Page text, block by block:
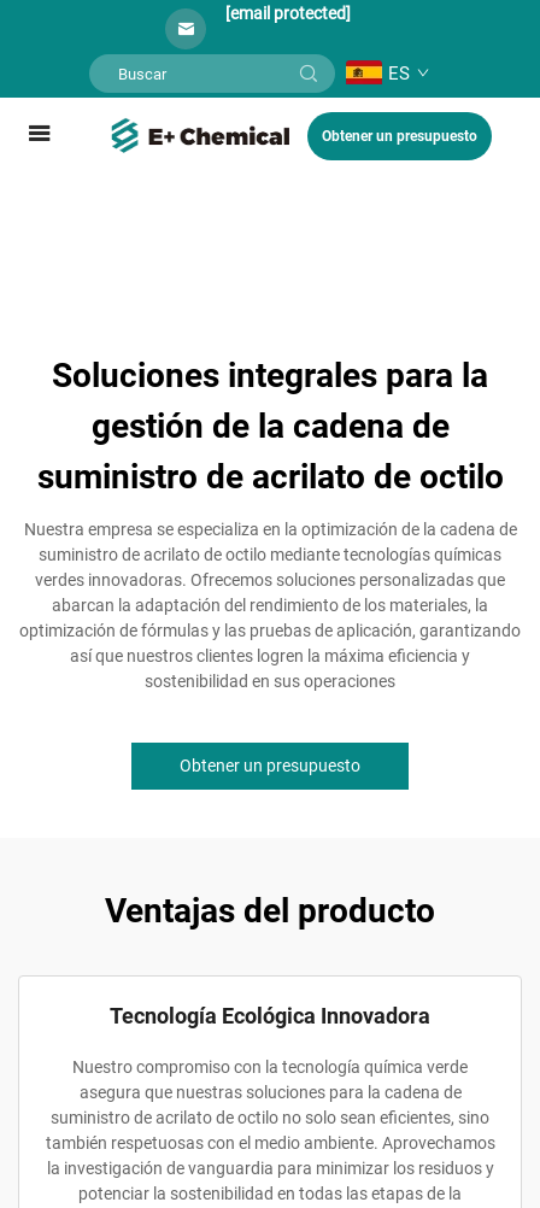
[email protected]
ES
Obtener un presupuesto
Soluciones integrales para la
gestión de la cadena de
suministro de acrilato de octilo
Nuestra empresa se especializa en la optimización de la cadena de
suministro de acrilato de octilo mediante tecnologías químicas
verdes innovadoras. Ofrecemos soluciones personalizadas que
abarcan la adaptación del rendimiento de los materiales, la
optimización de fórmulas y las pruebas de aplicación, garantizando
así que nuestros clientes logren la máxima eficiencia y
sostenibilidad en sus operaciones
Obtener un presupuesto
Ventajas del producto
Tecnología Ecológica Innovadora
Nuestro compromiso con la tecnología química verde
asegura que nuestras soluciones para la cadena de
suministro de acrilato de octilo no solo sean eficientes, sino
también respetuosas con el medio ambiente. Aprovechamos
la investigación de vanguardia para minimizar los residuos y
potenciar la sostenibilidad en todas las etapas de la